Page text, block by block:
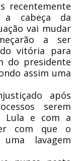
recentemente
a cabeça da
vai mudar
a ser
vitória para
do presidente
assim uma
após
serem
Lula e com a
com que o
lavagem